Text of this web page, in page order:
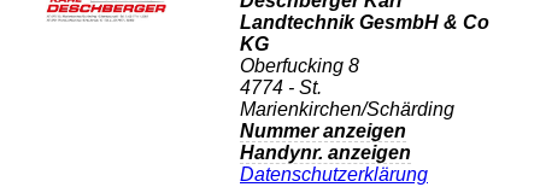
Landtechnik GesmbH & Co
KG
Oberfucking 8
4774 - St.
Marienkirchen/Schärding
Nummer anzeigen
Handynr. anzeigen
Datenschutzerklärung